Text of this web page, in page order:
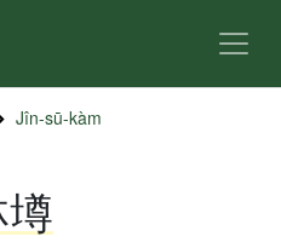
Jîn-sū-kàm